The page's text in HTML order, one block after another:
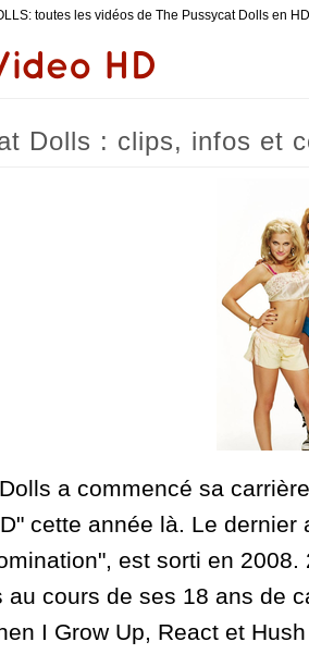
toutes les vidéos de The Pussycat Dolls en HD
Dolls : clips, infos et
a commencé sa
cette année là. Le dernier
est sorti en
au cours de ses 18 ans de
I Grow Up, React et